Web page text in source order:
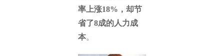
率上涨18%，却节
省了8成的人力成
本。